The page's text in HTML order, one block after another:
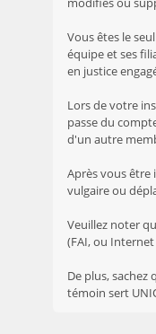
Vous êtes le
équipe et ses
en justice
Lors de votre
passe du
d'un autre
Après vous
vulgaire ou
Veuillez noter
(FAI, ou
De plus,
témoin sert